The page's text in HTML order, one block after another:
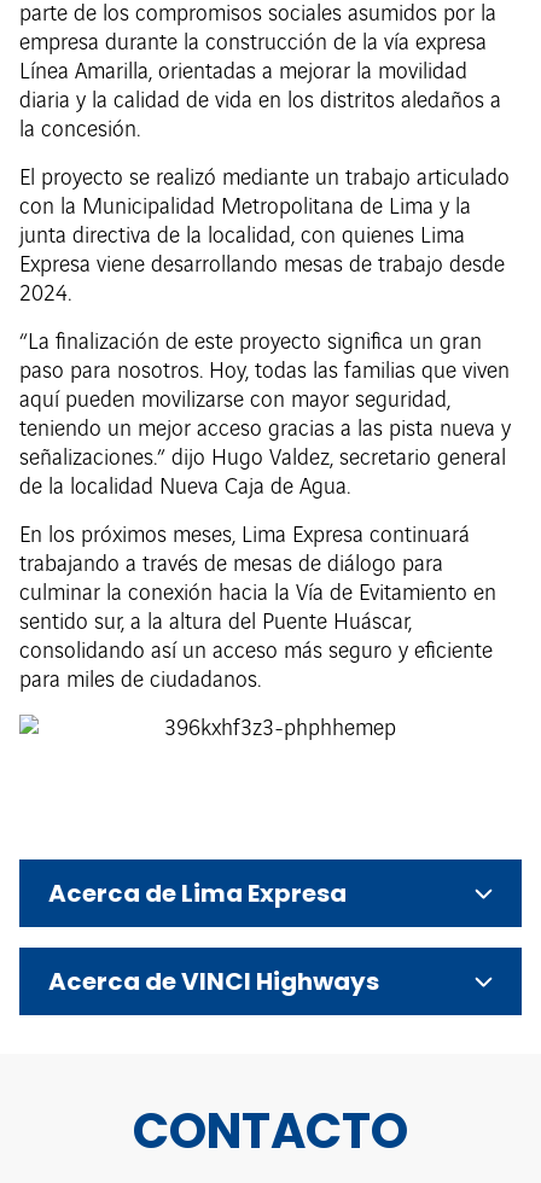
parte de los compromisos sociales asumidos por la
empresa durante la construcción de la vía expresa
Línea Amarilla, orientadas a mejorar la movilidad
diaria y la calidad de vida en los distritos aledaños a
la concesión.
El proyecto se realizó mediante un trabajo articulado
con la Municipalidad Metropolitana de Lima y la
junta directiva de la localidad, con quienes Lima
Expresa viene desarrollando mesas de trabajo desde
2024.
“La finalización de este proyecto significa un gran
paso para nosotros. Hoy, todas las familias que viven
aquí pueden movilizarse con mayor seguridad,
teniendo un mejor acceso gracias a las pista nueva y
señalizaciones.” dijo Hugo Valdez, secretario general
de la localidad Nueva Caja de Agua.
En los próximos meses, Lima Expresa continuará
trabajando a través de mesas de diálogo para
culminar la conexión hacia la Vía de Evitamiento en
sentido sur, a la altura del Puente Huáscar,
consolidando así un acceso más seguro y eficiente
para miles de ciudadanos.
Acerca de Lima Expresa
Acerca de VINCI Highways
CONTACTO